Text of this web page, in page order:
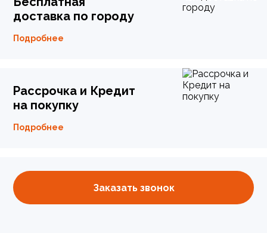
доставка по городу
Подробнее
Рассрочка и Кредит
на покупку
Подробнее
Заказать звонок